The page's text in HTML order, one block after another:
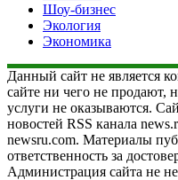
Шоу-бизнес
Экология
Экономика
Данный сайт не является
сайте ни чего не продают,
услуги не оказываются.
новостей RSS канала
newsru.com. Материалы
ответственность за
Администрация сайта не